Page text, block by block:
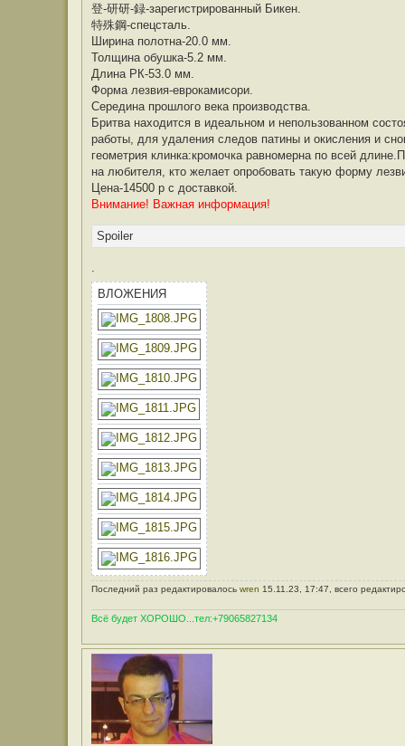
щ
е
н
и
е
登-研研-録-зарегистрированный Бикен.
特殊鋼-спецсталь.
Ширина полотна-20.0 мм.
Толщина обушка-5.2 мм.
Длина РК-53.0 мм.
Форма лезвия-еврокамисори.
Середина прошлого века производства.
Бритва находится в идеальном и непользованном
работы, для удаления следов патины и окисления и
геометрия клинка:кромочка равномерна по всей
на любителя, кто желает опробовать такую форму
Цена-14500 р с доставкой.
Внимание! Важная информация!
Spoiler
ВЛОЖЕНИЯ
Последний раз редактировалось wren 15.11.23, 17:47, всего
Всё будет ХОРОШО...тел:+79065827134